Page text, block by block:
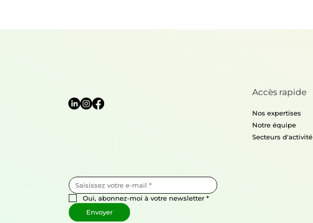
Oui, abonnez-moi à votre newsletter *
Envoyer
Accès rapide
Nos expertises
Notre équipe
Secteurs d'activité